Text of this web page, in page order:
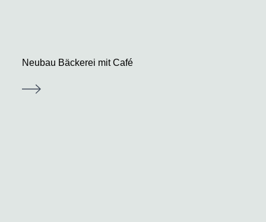
Neubau Bäckerei mit Café